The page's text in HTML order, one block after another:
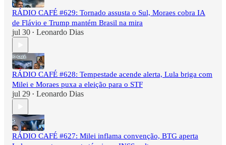
RÁDIO CAFÉ #629: Tornado assusta o Sul, Moraes cobra IA
de Flávio e Trump mantém Brasil na mira
jul 30 • Leonardo Dias
RÁDIO CAFÉ #628: Tempestade acende alerta, Lula briga com
Milei e Moraes puxa a eleição para o STF
jul 29 • Leonardo Dias
RÁDIO CAFÉ #627: Milei inflama convenção, BTG aperta